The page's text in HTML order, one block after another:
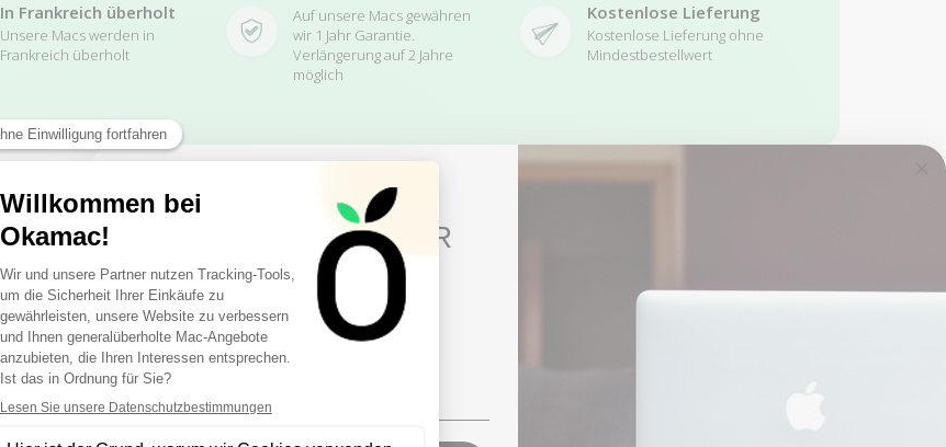
In Frankreich überholt
Unsere Macs werden in
Frankreich überholt
Auf unsere Macs gewähren
wir 1 Jahr Garantie.
Verlängerung auf 2 Jahre
möglich
Kostenlose Lieferung
Kostenlose Lieferung ohne
Mindestbestellwert
Related Products
10€ FREE ON YOUR
FIRST ORDER
Sign up to receive your discount.